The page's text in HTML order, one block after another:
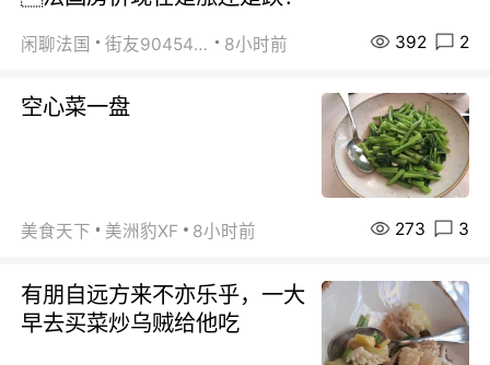
闲聊法国 街友90454511 8小时前 392 2
空心菜一盘
美食天下 美洲豹XF 8小时前 273 3
有朋自远方来不亦乐乎，一大
早去买菜炒乌贼给他吃